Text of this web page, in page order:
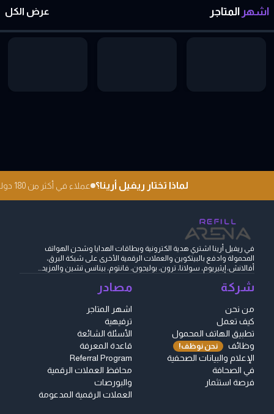
اشهر المتاجر عرض الكل
لماذا تختار ريفيل أرينا؟ عملاء في أكثر من 180 دولة
في ريفيل أرينا اشتري هدية الكترونية وبطاقات الهدايا وشحن الهواتف
المحمولة وادفع بالبيتكوين والعملات الرقمية الأخرى على شبكة البرق،
أفالانش، إيثيريوم، سولانا، ترون، بوليجون، فانتوم، بينانس تشين والمزيد...
شركة
من نحن
كيف تعمل
تطبيق الهاتف المحمول
وظائف
نحن نوظف!
الإعلام والبيانات الصحفية
في الصحافة
فرصة استثمار
مصادر
اشهر المتاجر
ترفيهية
الأسئلة الشائعة
قاعدة المعرفة
Referral Program
محافظ العملات الرقمية
والبورصات
العملات الرقمية المدعومة